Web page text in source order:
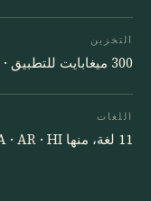
التخزين
300 ميغابايت للتطبيق · نحو 80 ميغابايت لكل مدينة
اللغات
11 لغة، منها EN · FR · ES · DE · IT · PT · ZH · JA · AR · HI